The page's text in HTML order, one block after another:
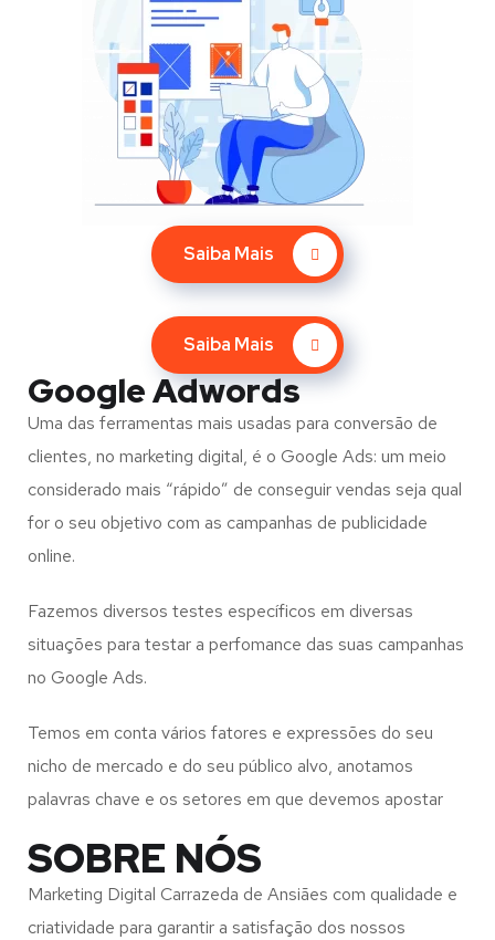
Saiba Mais
Saiba Mais
Google Adwords
Uma das ferramentas mais usadas para conversão de
clientes, no marketing digital, é o Google Ads: um meio
considerado mais “rápido” de conseguir vendas seja qual
for o seu objetivo com as campanhas de publicidade
online.
Fazemos diversos testes específicos em diversas
situações para testar a perfomance das suas campanhas
no Google Ads.
Temos em conta vários fatores e expressões do seu
nicho de mercado e do seu público alvo, anotamos
palavras chave e os setores em que devemos apostar
SOBRE NÓS
Marketing Digital Carrazeda de Ansiães com qualidade e
criatividade para garantir a satisfação dos nossos